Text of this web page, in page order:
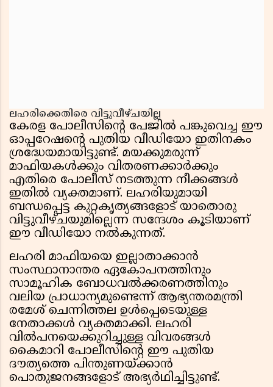
ലഹരിക്കെതിരെ വിട്ടുവീഴ്ചയില്ല
കേരള പോലീസിൻ്റെ പേജിൽ പങ്കുവെച്ച ഈ
ഓപ്പറേഷൻ്റെ പുതിയ വീഡിയോ ഇതിനകം
ശ്രദ്ധേയമായിട്ടുണ്ട്. മയക്കുമരുന്ന്
മാഫിയകൾക്കും വിതരണക്കാർക്കും
എതിരെ പോലീസ് നടത്തുന്ന നീക്കങ്ങൾ
ഇതിൽ വ്യക്തമാണ്. ലഹരിയുമായി
ബന്ധപ്പെട്ട കുറ്റകൃത്യങ്ങളോട് യാതൊരു
വിട്ടുവീഴ്ചയുമില്ലെന്ന സന്ദേശം കൂടിയാണ്
ഈ വീഡിയോ നൽകുന്നത്.
ലഹരി മാഫിയയെ ഇല്ലാതാക്കാൻ
സംസ്ഥാനാന്തര ഏകോപനത്തിനും
സാമൂഹിക ബോധവൽക്കരണത്തിനും
വലിയ പ്രാധാന്യമുണ്ടെന്ന് ആഭ്യന്തരമന്ത്രി
രമേശ് ചെന്നിത്തല ഉൾപ്പെടെയുള്ള
നേതാക്കൾ വ്യക്തമാക്കി. ലഹരി
വിൽപനയെക്കുറിച്ചുള്ള വിവരങ്ങൾ
കൈമാറി പോലീസിൻ്റെ ഈ പുതിയ
ദൗത്യത്തെ പിന്തുണയ്ക്കാൻ
പൊതുജനങ്ങളോട് അഭ്യർഥിച്ചിട്ടുണ്ട്.